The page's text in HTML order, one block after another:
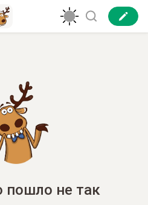
пошло не так